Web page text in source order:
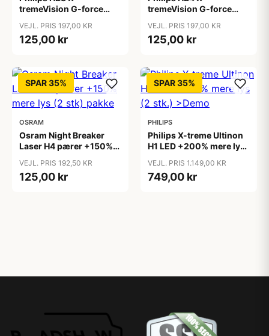
tremeVision G-force
1 stk)
VEJL. PRIS 197,00 KR
125,00 kr
tremeVision G-force
1 stk)
VEJL. PRIS 197,00 KR
125,00 kr
SPAR 35%
OSRAM
Osram Night Breaker
Laser H4 pærer +150%
VEJL. PRIS 192,50 KR
125,00 kr
SPAR 35%
PHILIPS
Philips X-treme Ultinon
H1 LED +200% mere lys
VEJL. PRIS 1.149,00 KR
749,00 kr